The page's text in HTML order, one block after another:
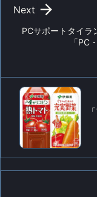
PCサポートタイラ
「PC

Next